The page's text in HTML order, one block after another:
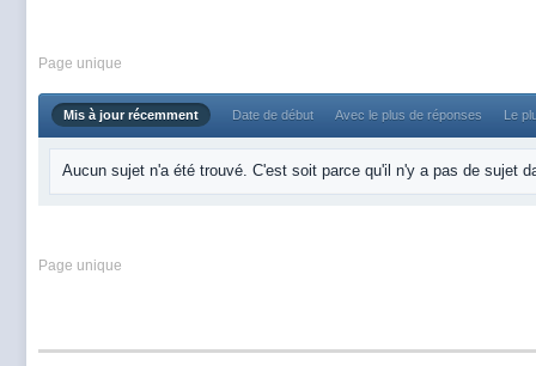
Page unique
Mis à jour récemment Date de début Avec le plus de réponses Le
Aucun sujet n'a été trouvé. C'est soit parce qu'il n'y a pas de sujet
Page unique